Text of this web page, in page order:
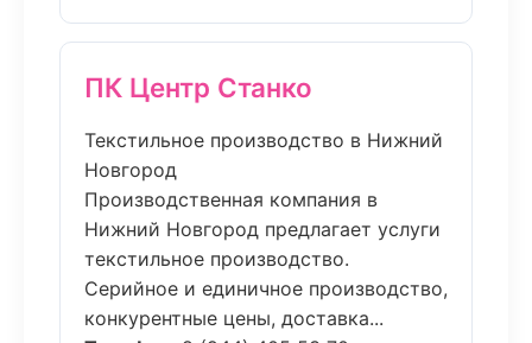
ПК Центр Станко
Текстильное производство в Нижний
Новгород
Производственная компания в
Нижний Новгород предлагает услуги
текстильное производство.
Серийное и единичное производство,
конкурентные цены, доставка...